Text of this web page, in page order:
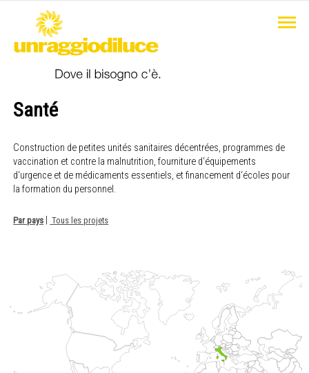
Santé
Construction de petites unités sanitaires décentrées, programmes de
vaccination et contre la malnutrition, fourniture d‘équipements
d‘urgence et de médicaments essentiels, et financement d‘écoles pour
la formation du personnel.
Par pays Tous les projets